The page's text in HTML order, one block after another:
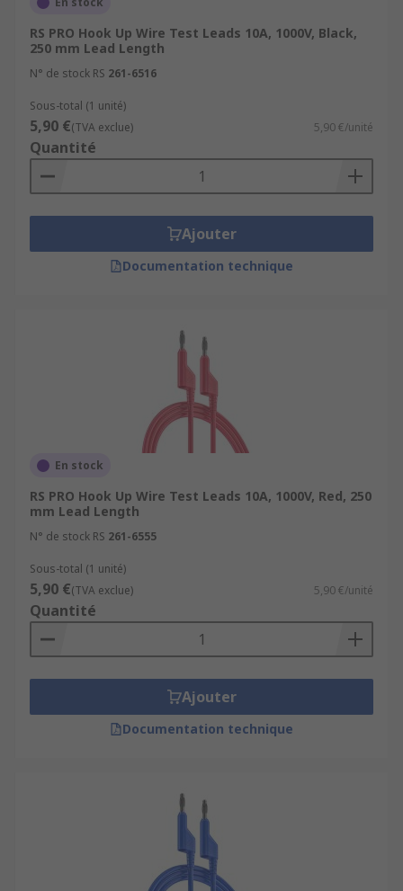
RS PRO Hook Up Wire Test Leads 10A, 1000V, Black,
250 mm Lead Length
N° de stock RS 261-6516
Sous-total (1 unité)
5,90 €(TVA exclue) 5,90 €/unité
Quantité
Ajouter
Documentation technique
En stock
RS PRO Hook Up Wire Test Leads 10A, 1000V, Red, 250
mm Lead Length
N° de stock RS 261-6555
Sous-total (1 unité)
5,90 €(TVA exclue) 5,90 €/unité
Quantité
Ajouter
Documentation technique